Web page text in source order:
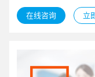
在线咨询 立